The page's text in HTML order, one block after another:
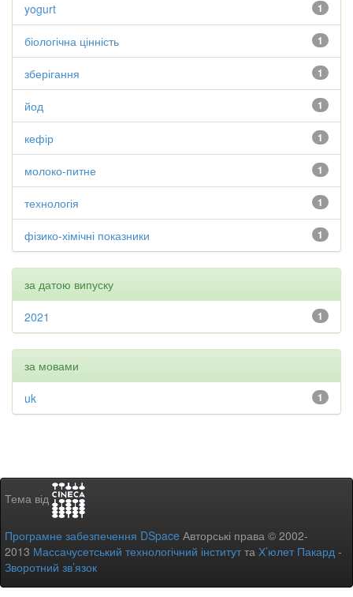
1
yogurt
1
біологічна цінність
1
зберігання
1
йод
1
кефір
1
молоко-питне
1
технологія
1
фізико-хімічні показники
за датою випуску
1
2021
за мовами
1
uk
Тема від
Програмне забезпечення DSpace Авторські права © 2002-
2013 Массачусетський технологічний інститутта Х’юлет Пакард -
Зворотний зв’язок